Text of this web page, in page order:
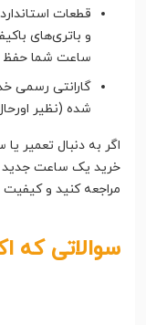
قطعات
و باتری‌های
ساعت شما حفظ
گارانتی رسمی
شده (نظیر
اگر به دنبال
خرید یک ساعت جدید
مراجعه کنید و کیفیت
سوالاتی که